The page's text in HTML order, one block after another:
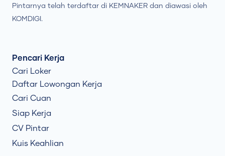
Pintarnya telah terdaftar di KEMNAKER dan diawasi oleh
KOMDIGI.
Pencari Kerja
Cari Loker
Daftar Lowongan Kerja
Cari Cuan
Siap Kerja
CV Pintar
Kuis Keahlian